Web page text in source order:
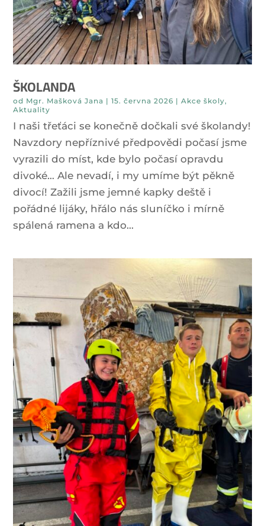
ŠKOLANDA
od Mgr. Mašková Jana | 15. června 2026 | Akce školy,
Aktuality
I naši třeťáci se konečně dočkali své školandy!
Navzdory nepříznivé předpovědi počasí jsme
vyrazili do míst, kde bylo počasí opravdu
divoké… Ale nevadí, i my umíme být pěkně
divocí! Zažili jsme jemné kapky deště i
pořádné lijáky, hřálo nás sluníčko i mírně
spálená ramena a kdo...